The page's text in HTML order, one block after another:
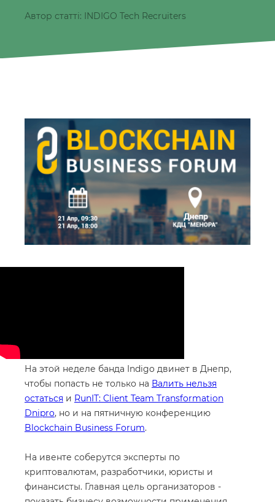
Автор статті: INDIGO Tech Recruiters
На этой неделе банда Indigo двинет в Днепр,
чтобы попасть не только на Валить нельзя
остаться и RunIT: Client Team Transformation
Dnipro, но и на пятничную конференцию
Blockchain Business Forum.
На ивенте соберутся эксперты по
криптовалютам, разработчики, юристы и
финансисты. Главная цель организаторов -